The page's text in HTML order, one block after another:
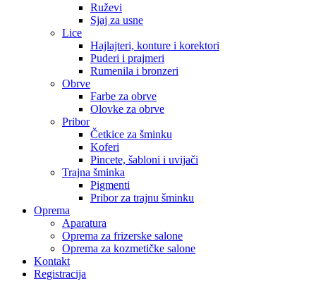
Ruževi
Sjaj za usne
Lice
Hajlajteri, konture i korektori
Puderi i prajmeri
Rumenila i bronzeri
Obrve
Farbe za obrve
Olovke za obrve
Pribor
Četkice za šminku
Koferi
Pincete, šabloni i uvijači
Trajna šminka
Pigmenti
Pribor za trajnu šminku
Oprema
Aparatura
Oprema za frizerske salone
Oprema za kozmetičke salone
Kontakt
Registracija